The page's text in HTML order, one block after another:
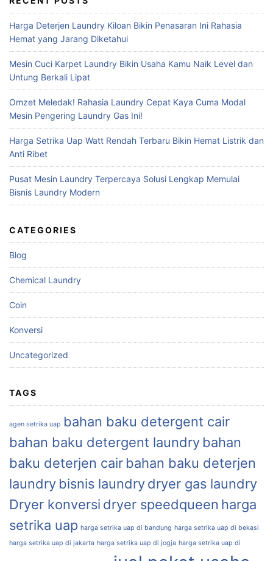
Harga Deterjen Laundry Kiloan Bikin Penasaran Ini Rahasia
Hemat yang Jarang Diketahui
Mesin Cuci Karpet Laundry Bikin Usaha Kamu Naik Level dan
Untung Berkali Lipat
Omzet Meledak! Rahasia Laundry Cepat Kaya Cuma Modal
Mesin Pengering Laundry Gas Ini!
Harga Setrika Uap Watt Rendah Terbaru Bikin Hemat Listrik dan
Anti Ribet
Pusat Mesin Laundry Terpercaya Solusi Lengkap Memulai
Bisnis Laundry Modern
CATEGORIES
Blog
Chemical Laundry
Coin
Konversi
Uncategorized
TAGS
agen setrika uap bahan baku detergent cair
bahan baku detergent laundry bahan
baku deterjen cair bahan baku deterjen
laundry bisnis laundrydryer gas laundry
Dryer konversi dryer speedqueen harga
setrika uap harga setrika uap di bandung harga setrika uap di bekasi
harga setrika uap di jakarta harga setrika uap di jogja harga setrika uap di